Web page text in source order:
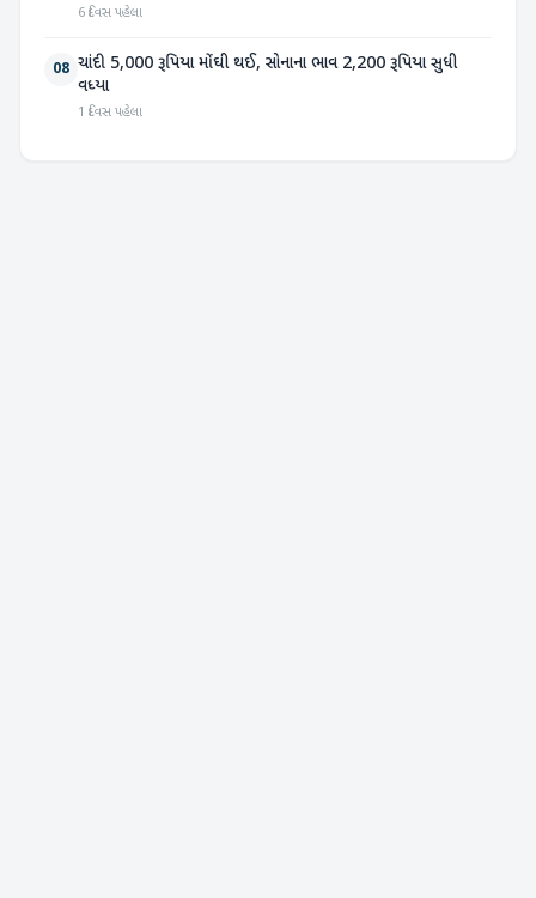
6 દિવસ પહેલા
08 ચાંદી 5,000 રૂપિયા મોંઘી થઈ, સોનાના ભાવ 2,200 રૂપિયા સુધી
વધ્યા
1 દિવસ પહેલા